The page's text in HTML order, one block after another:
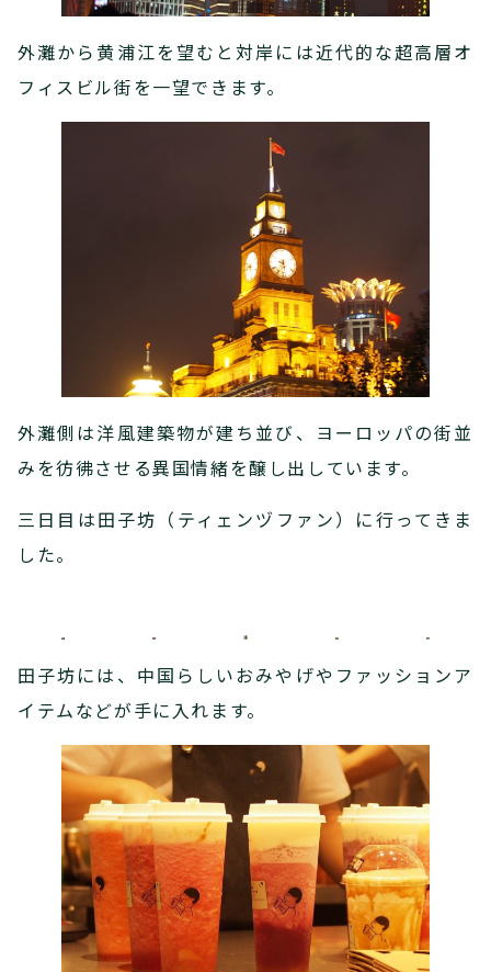
外灘から黄浦江を望むと対岸には近代的な超高層オ
フィスビル街を一望できます。
外灘側は洋風建築物が建ち並び、ヨーロッパの街並
みを彷彿させる異国情緒を醸し出しています。
三日目は田子坊（ティェンヅファン）に行ってきま
した。
田子坊には、中国らしいおみやげやファッションア
イテムなどが手に入れます。